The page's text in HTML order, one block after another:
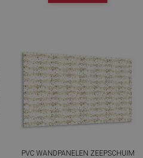
PVC WANDPANELEN ZEEPSCHUIM